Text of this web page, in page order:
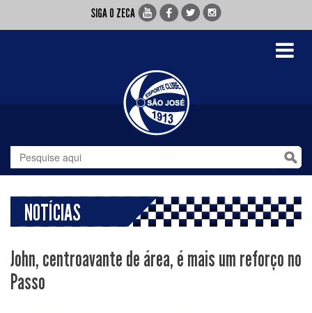
SIGA O ZECA
Toggle
NOTÍCIAS
John, centroavante de área, é mais um reforço no
Passo